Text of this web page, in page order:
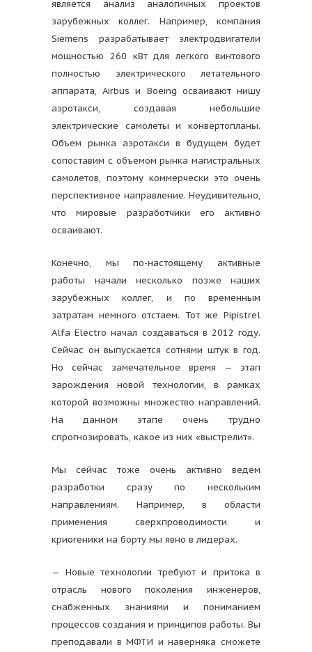
является анализ аналогичных проектов
зарубежных коллег. Например, компания
Siemens разрабатывает электродвигатели
мощностью 260 кВт для легкого винтового
полностью электрического летательного
аппарата, Airbus и Boeing осваивают нишу
аэротакси, создавая небольшие
электрические самолеты и конвертопланы.
Объем рынка аэротакси в будущем будет
сопоставим с объемом рынка магистральных
самолетов, поэтому коммерчески это очень
перспективное направление. Неудивительно,
что мировые разработчики его активно
осваивают.
Конечно, мы по-настоящему активные
работы начали несколько позже наших
зарубежных коллег, и по временным
затратам немного отстаем. Тот же Pipistrel
Alfa Electro начал создаваться в 2012 году.
Сейчас он выпускается сотнями штук в год.
Но сейчас замечательное время — этап
зарождения новой технологии, в рамках
которой возможны множество направлений.
На данном этапе очень трудно
спрогнозировать, какое из них «выстрелит».
Мы сейчас тоже очень активно ведем
разработки сразу по нескольким
направлениям. Например, в области
применения сверхпроводимости и
криогеники на борту мы явно в лидерах.
— Новые технологии требуют и притока в
отрасль нового поколения инженеров,
снабженных знаниями и пониманием
процессов создания и принципов работы. Вы
преподавали в МФТИ и наверняка сможете